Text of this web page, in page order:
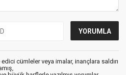
cümleler veya imalar, inançlara saldırı